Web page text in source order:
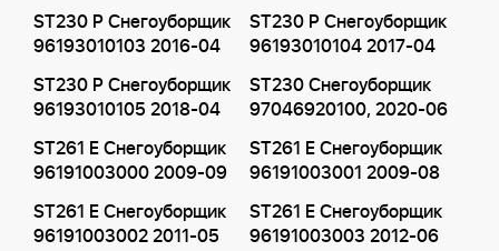
ST230 P Снегоуборщик
96193010103 2016-04
ST230 P Снегоуборщик
96193010104 2017-04
ST230 P Снегоуборщик
96193010105 2018-04
ST230 Снегоуборщик
97046920100, 2020-06
ST261 E Снегоуборщик
96191003000 2009-09
ST261 E Снегоуборщик
96191003001 2009-08
ST261 E Снегоуборщик
96191003002 2011-05
ST261 E Снегоуборщик
96191003003 2012-06